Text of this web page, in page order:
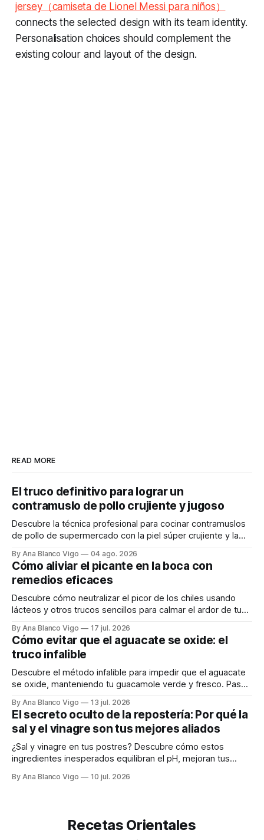
jersey（camiseta de Lionel Messi para niños）
connects the selected design with its team identity.
Personalisation choices should complement the
existing colour and layout of the design.
READ MORE
El truco definitivo para lograr un
contramuslo de pollo crujiente y jugoso
Descubre la técnica profesional para cocinar contramuslos
de pollo de supermercado con la piel súper crujiente y la
By Ana Blanco Vigo 04 ago. 2026
Cómo aliviar el picante en la boca con
remedios eficaces
Descubre cómo neutralizar el picor de los chiles usando
lácteos y otros trucos sencillos para calmar el ardor de tu
By Ana Blanco Vigo 17 jul. 2026
Cómo evitar que el aguacate se oxide: el
truco infalible
Descubre el método infalible para impedir que el aguacate
se oxide, manteniendo tu guacamole verde y fresco. Paso
By Ana Blanco Vigo 13 jul. 2026
El secreto oculto de la repostería: Por qué la
sal y el vinagre son tus mejores aliados
¿Sal y vinagre en tus postres? Descubre cómo estos
ingredientes inesperados equilibran el pH, mejoran tus
By Ana Blanco Vigo 10 jul. 2026
Recetas Orientales